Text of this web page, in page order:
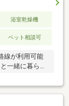
浴室乾燥機
ペット相談可
線が利用可能
一緒に暮らせ
施設が充実
イン警備＆ダ